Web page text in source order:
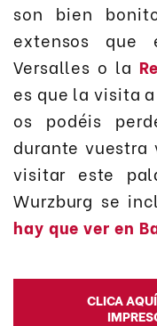
son bien
extensos que
Versalles o la
es que la visita
os podéis
durante vuestra
visitar este
Wurzburg se
hay que ver en
CLICA